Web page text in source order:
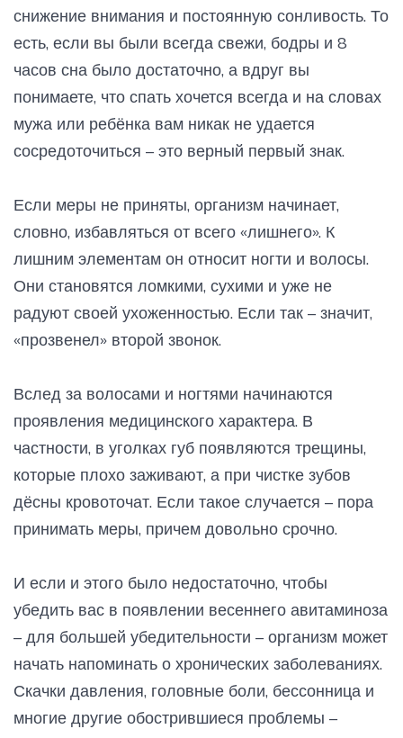
снижение внимания и постоянную сонливость. То
есть, если вы были всегда свежи, бодры и 8
часов сна было достаточно, а вдруг вы
понимаете, что спать хочется всегда и на словах
мужа или ребёнка вам никак не удается
сосредоточиться – это верный первый знак.
Если меры не приняты, организм начинает,
словно, избавляться от всего «лишнего». К
лишним элементам он относит ногти и волосы.
Они становятся ломкими, сухими и уже не
радуют своей ухоженностью. Если так – значит,
«прозвенел» второй звонок.
Вслед за волосами и ногтями начинаются
проявления медицинского характера. В
частности, в уголках губ появляются трещины,
которые плохо заживают, а при чистке зубов
дёсны кровоточат. Если такое случается – пора
принимать меры, причем довольно срочно.
И если и этого было недостаточно, чтобы
убедить вас в появлении весеннего авитаминоза
– для большей убедительности – организм может
начать напоминать о хронических заболеваниях.
Скачки давления, головные боли, бессонница и
многие другие обострившиеся проблемы –